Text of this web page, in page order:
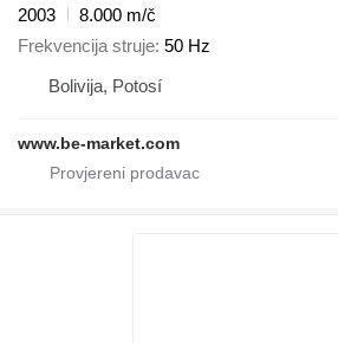
2003
8.000 m/č
Frekvencija struje 50 Hz
Bolivija, Potosí
www.be-market.com